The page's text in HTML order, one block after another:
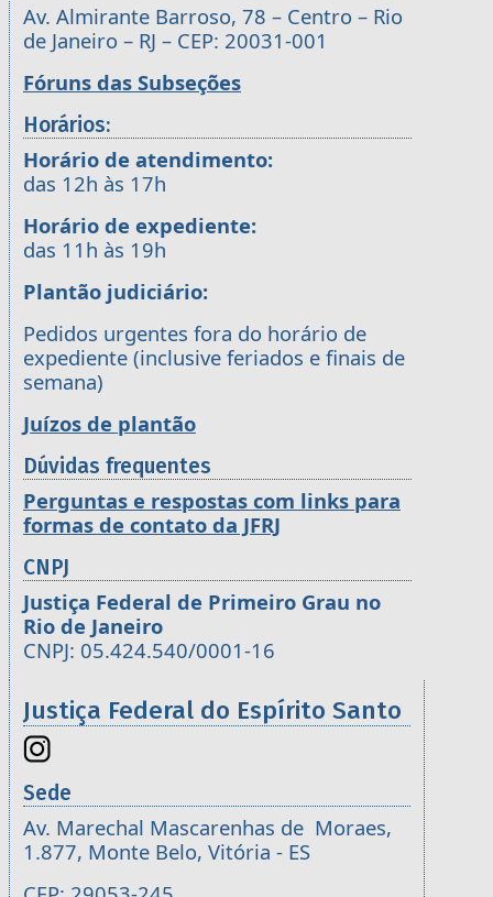
Av. Almirante Barroso, 78 – Centro – Rio
de Janeiro – RJ – CEP: 20031-001
Fóruns das Subseções
Horários:
Horário de atendimento:
das 12h às 17h
Horário de expediente:
das 11h às 19h
Plantão judiciário:
Pedidos urgentes fora do horário de
expediente (inclusive feriados e finais de
semana)
Juízos de plantão
Dúvidas frequentes
Perguntas e respostas com links para
formas de contato da JFRJ
CNPJ
Justiça Federal de Primeiro Grau no
Rio de Janeiro
CNPJ: 05.424.540/0001-16
Justiça Federal do Espírito Santo
Sede
Av. Marechal Mascarenhas de Moraes,
1.877, Monte Belo, Vitória - ES